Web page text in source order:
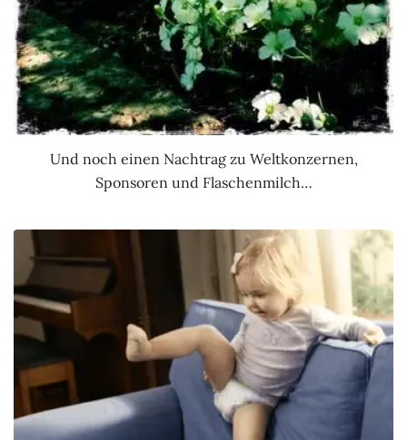
Und noch einen Nachtrag zu Weltkonzernen,
Sponsoren und Flaschenmilch…